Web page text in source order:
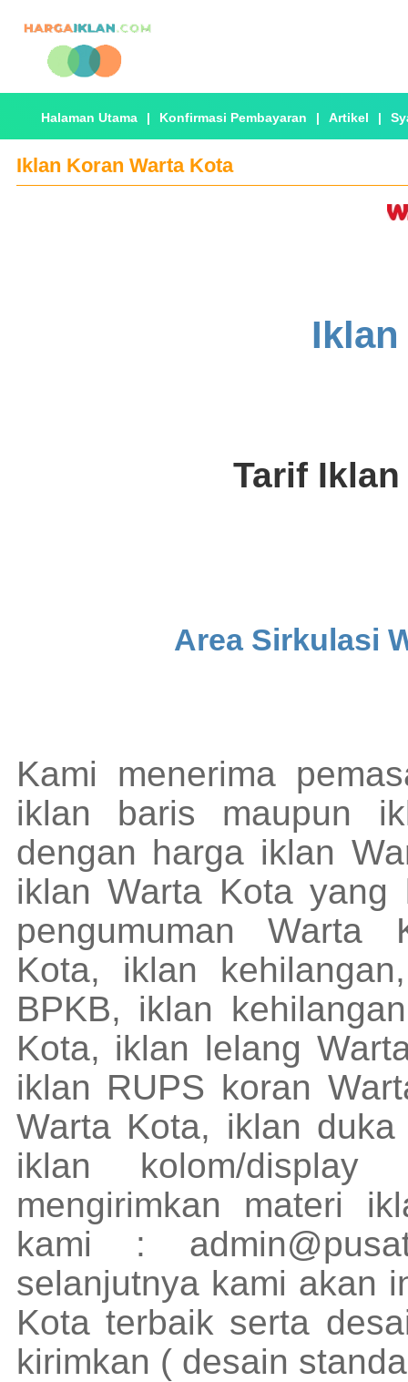
Halaman Utama | Konfirmasi Pembayaran | Artikel |
Iklan Koran Warta Kota
Iklan
Tarif Iklan
Area Sirkulasi
Kami menerima
iklan baris maupun
dengan harga iklan
iklan Warta Kota
pengumuman Warta
Kota, iklan
BPKB, iklan
Kota, iklan lelang
iklan RUPS koran
Warta Kota, iklan
iklan kolom/
mengirimkan materi
kami :
selanjutnya kami akan
Kota terbaik serta
kirimkan ( desain